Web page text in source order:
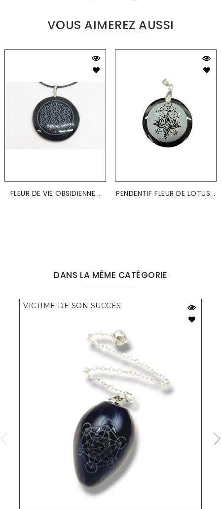
VOUS AIMEREZ AUSSI
FLEUR DE VIE OBSIDIENNE... PENDENTIF FLEUR DE LOTUS...
DANS LA MÊME CATÉGORIE
VICTIME DE SON SUCCÈS